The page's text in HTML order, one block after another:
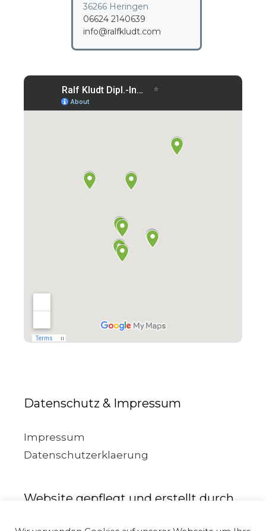
36266 Heringen
06624 2140639
info@ralfkludt.com
Datenschutz & Impressum
Impressum
Datenschutzerklaerung
Website gepflegt und erstellt durch